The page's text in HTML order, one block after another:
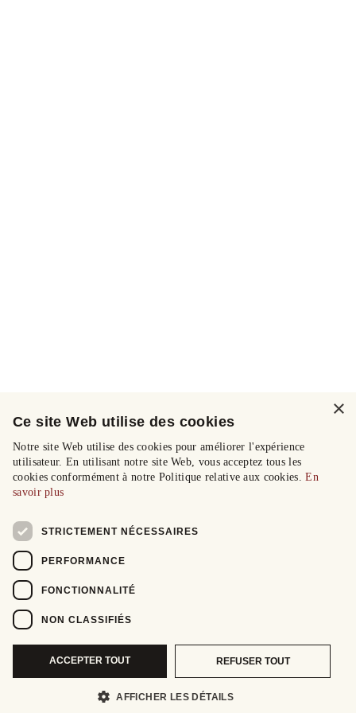
×
Ce site Web utilise des cookies
Notre site Web utilise des cookies pour améliorer l'expérience
utilisateur. En utilisant notre site Web, vous acceptez tous les
cookies conformément à notre Politique relative aux cookies.En
savoir plus
STRICTEMENT NÉCESSAIRES
PERFORMANCE
FONCTIONNALITÉ
NON CLASSIFIÉS
ACCEPTER TOUT REFUSER TOUT
AFFICHER LES DÉTAILS